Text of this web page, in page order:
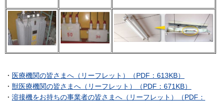
・ 医療機関の皆さまへ（リーフレット）（PDF：613KB）
・ 獣医療機関の皆さまへ（リーフレット）（PDF：671KB）
・ 溶接機をお持ちの事業者の皆さまへ（リーフレット）（PDF：